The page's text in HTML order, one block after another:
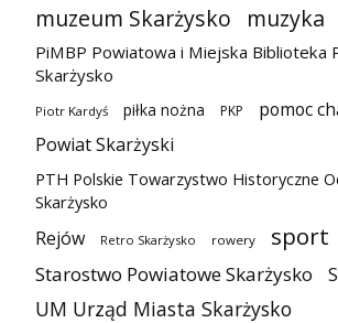
muzeum Skarżysko
muzyka
PiMBP Powiatowa i Miejska Biblioteka
Skarżysko
Piotr Kardyś piłka nożna PKP
pomoc
Powiat Skarżyski
PTH Polskie Towarzystwo Historyczne
Skarżysko
Rejów Retro Skarżysko rowery sport
Starostwo Powiatowe Skarżysko
UM Urząd Miasta Skarżysko